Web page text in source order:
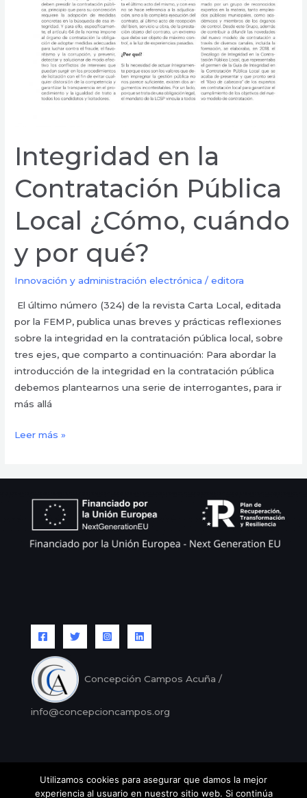
Integridad en la
Contratación Pública
Local ¿Cómo, cuándo
y por qué?
Innovación y administración electrónica /editora
El último número (324) de la revista Carta Local, editada
por la FEMP, publica unas breves y prácticas reflexiones
sobre la integridad en la contratación pública local, sobre
tres ejes, que comparto a continuación: Para abordar la
introducción de la integridad en la contratación pública
debemos plantearnos una serie de interrogantes, para ir
más allá
Leer más »
Concepción Campos Acuña /
info@concepcioncampos.org
Copyright © Concepción Campos |Aviso legal Política
Utilizamos cookies para asegurar que damos la mejor
experiencia al usuario en nuestro sitio web. Si continúa